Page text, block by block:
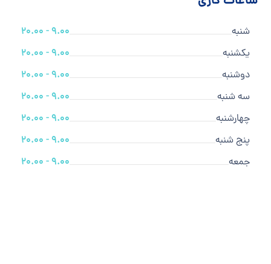
شنبه
9.00 - 20.00
یکشنبه
9.00 - 20.00
دوشنبه
9.00 - 20.00
سه شنبه
9.00 - 20.00
چهارشنبه
9.00 - 20.00
پنج شنبه
9.00 - 20.00
جمعه
9.00 - 20.00